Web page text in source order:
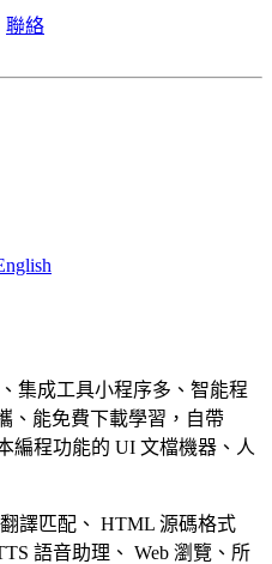
聯絡
集成工具小程序多、智能程
、能免費下載學習，自帶
編程功能的 UI 文檔機器、人
譯匹配、 HTML 源碼格式
語音助理、 Web 瀏覽、所